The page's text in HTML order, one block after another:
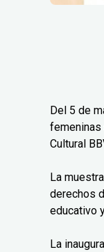
Del 5 de
femeninas
Cultural
La
derechos
educativo
La